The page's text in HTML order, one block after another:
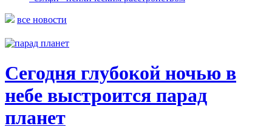
все новости
Сегодня глубокой ночью в
небе выстроится парад
планет